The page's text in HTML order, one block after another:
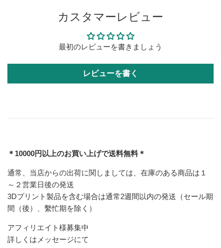
カスタマーレビュー
最初のレビューを書きましょう
レビューを書く
＊10000円以上のお買い上げで送料無料＊
通常、当店からの出荷に関しましては、在庫のある商品は１
～２営業日後の発送
3Dプリント製品を含む場合は通常2週間以内の発送（セール期
間（後）、繫忙期を除く）
アフィリエイト様募集中
詳しくはメッセージにて